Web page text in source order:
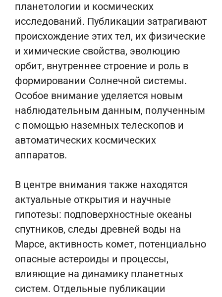
планетологии и космических
исследований. Публикации затрагивают
происхождение этих тел, их физические
и химические свойства, эволюцию
орбит, внутреннее строение и роль в
формировании Солнечной системы.
Особое внимание уделяется новым
наблюдательным данным, полученным
с помощью наземных телескопов и
автоматических космических
аппаратов.
В центре внимания также находятся
актуальные открытия и научные
гипотезы: подповерхностные океаны
спутников, следы древней воды на
Марсе, активность комет, потенциально
опасные астероиды и процессы,
влияющие на динамику планетных
систем. Отдельные публикации